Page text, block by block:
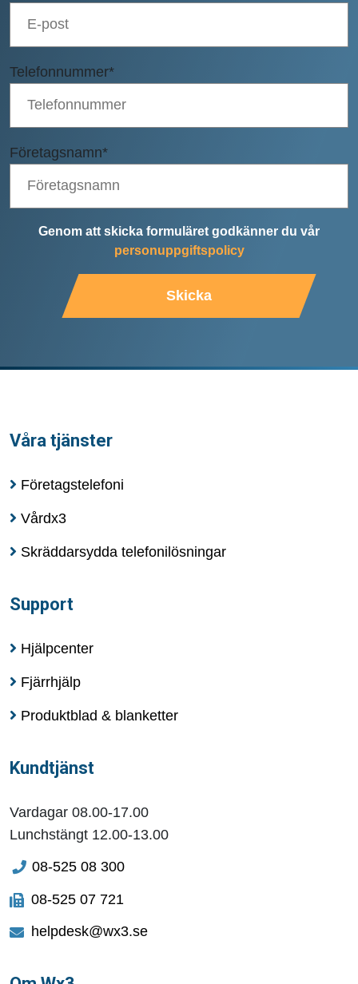
Telefonnummer*
Företagsnamn*
Genom att skicka formuläret godkänner du vår
personuppgiftspolicy
Skicka
Våra tjänster
Företagstelefoni
Vårdx3
Skräddarsydda telefonilösningar
Support
Hjälpcenter
Fjärrhjälp
Produktblad & blanketter
Kundtjänst
Vardagar 08.00-17.00
Lunchstängt 12.00-13.00
08-525 08 300
08-525 07 721
helpdesk@wx3.se